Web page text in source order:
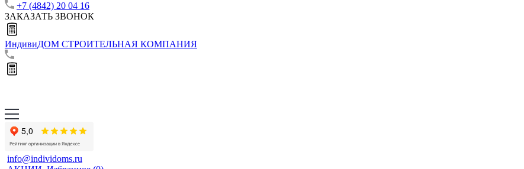
+7 (4842) 20 04 16
ЗАКАЗАТЬ ЗВОНОК
ИндивиДОМ СТРОИТЕЛЬНАЯ КОМПАНИЯ
info@individoms.ru